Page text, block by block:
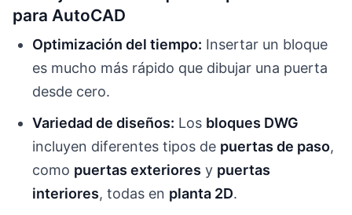
para AutoCAD
Optimización del tiempo: Insertar un bloque
es mucho más rápido que dibujar una puerta
desde cero.
Variedad de diseños: Los bloques DWG
incluyen diferentes tipos de puertas de paso,
como puertas exteriores y puertas
interiores, todas en planta 2D.